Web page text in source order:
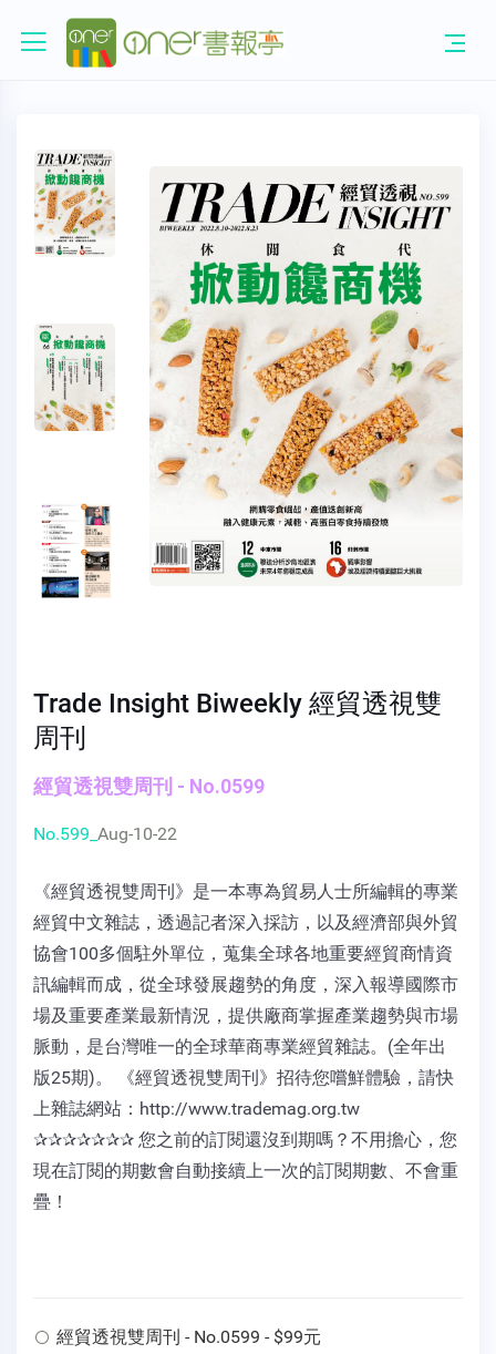
Trade Insight Biweekly 經貿透視雙
周刊
經貿透視雙周刊 - No.0599
No.599_ Aug-10-22
《經貿透視雙周刊》是一本專為貿易人士所編輯的專業
經貿中文雜誌，透過記者深入採訪，以及經濟部與外貿
協會100多個駐外單位，蒐集全球各地重要經貿商情資
訊編輯而成，從全球發展趨勢的角度，深入報導國際市
場及重要產業最新情況，提供廠商掌握產業趨勢與市場
脈動，是台灣唯一的全球華商專業經貿雜誌。(全年出
版25期)。 《經貿透視雙周刊》招待您嚐鮮體驗，請快
上雜誌網站：http://www.trademag.org.tw
✰✰✰✰✰✰✰ 您之前的訂閱還沒到期嗎？不用擔心，您
現在訂閱的期數會自動接續上一次的訂閱期數、不會重
疊！
經貿透視雙周刊 - No.0599 - $99元